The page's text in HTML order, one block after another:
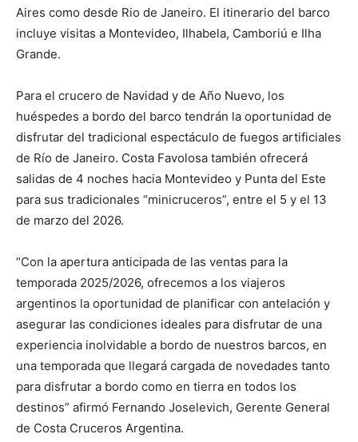
Aires como desde Rio de Janeiro. El itinerario del barco
incluye visitas a Montevideo, Ilhabela, Camboriú e Ilha
Grande.
Para el crucero de Navidad y de Año Nuevo, los
huéspedes a bordo del barco tendrán la oportunidad de
disfrutar del tradicional espectáculo de fuegos artificiales
de Río de Janeiro. Costa Favolosa también ofrecerá
salidas de 4 noches hacia Montevideo y Punta del Este
para sus tradicionales “minicruceros”, entre el 5 y el 13
de marzo del 2026.
“Con la apertura anticipada de las ventas para la
temporada 2025/2026, ofrecemos a los viajeros
argentinos la oportunidad de planificar con antelación y
asegurar las condiciones ideales para disfrutar de una
experiencia inolvidable a bordo de nuestros barcos, en
una temporada que llegará cargada de novedades tanto
para disfrutar a bordo como en tierra en todos los
destinos” afirmó Fernando Joselevich, Gerente General
de Costa Cruceros Argentina.